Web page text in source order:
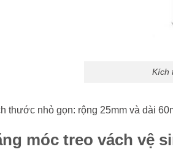
Kích
thước nhỏ gọn: rộng 25mm và dài
móc treo vách vệ